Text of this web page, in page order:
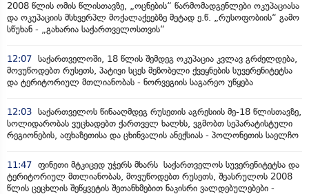
2008 წლის ომის წლისთავზე, „ოცნების“ წარმომადგენლები ოკუპაციასა
და ოკუპაციის მსხვერპლ მოქალაქეებზე მეტად ე.წ. „რუსოფობიის“ გამო
სწუხან - „გახარია საქართველოსთვის“
12:07 საქართველოში, 18 წლის შემდეგ ოკუპაცია კვლავ გრძელდება,
მოვუწოდებთ რუსეთს, პატივი სცეს მეზობელი ქვეყნების სუვერენიტეტსა
და ტერიტორიულ მთლიანობას - ნორვეგიის საგარეო უწყება
12:03 საქართველოს წინააღმდეგ რუსეთის აგრესიის მე-18 წლისთავზე,
სოლიდარობას ვუცხადებთ ქართველ ხალხს, ვგმობთ სეპარატისტული
რეგიონების, აფხაზეთისა და ცხინვალის ანექსიას - პოლონეთის საელჩო
11:47 ფინეთი მტკიცედ უჭერს მხარს საქართველოს სუვერენიტეტსა და
ტერიტორიულ მთლიანობას, მოვუწოდებთ რუსეთს, შეასრულოს 2008
წლის ცეცხლის შეწყვეტის შეთანხმებით ნაკისრი ვალდებულებები -